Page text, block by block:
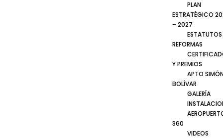
PLAN
ESTRATÉGICO
– 2027
ESTATUTOS
REFORMAS
Y PREMIOS
APTO
BOLÍVAR
GALERÍA
360
VIDEOS